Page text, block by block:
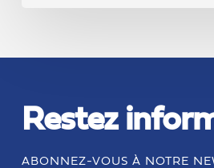
Restez
ABONNEZ-VOUS À NOTRE